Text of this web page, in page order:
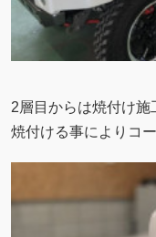
2層目からは焼付け施
焼付ける事によりコ